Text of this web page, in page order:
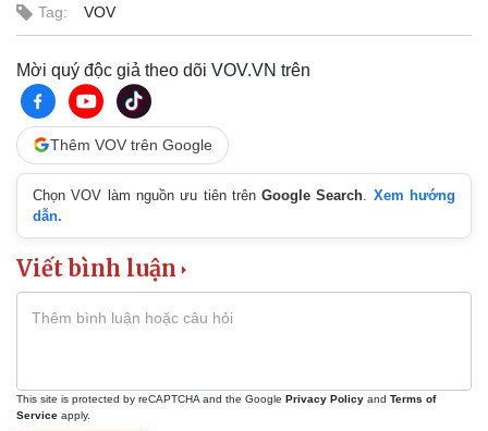
Pháp luật
Vụ án
Quân sự - Quốc phòng
Tag: VOV
Mời quý độc giả theo dõi VOV.VN trên
Thêm VOV trên Google
Chọn VOV làm nguồn ưu tiên trênGoogle Search
Xem hướng
dẫn.
Viết bình luận
This site is protected by reCAPTCHA and the Google Privacy Policy and Terms of
Service apply.